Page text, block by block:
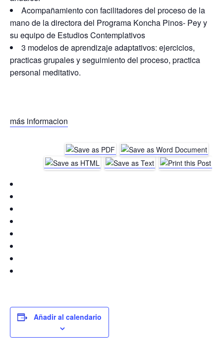
Acompañamiento con facilitadores del proceso de la
mano de la directora del Programa Koncha Pinos- Pey y
su equipo de Estudios Contemplativos
3 modelos de aprendizaje adaptativos: ejercicios,
practicas grupales y seguimiento del proceso, practica
personal meditativo.
más informacion
Añadir al calendario